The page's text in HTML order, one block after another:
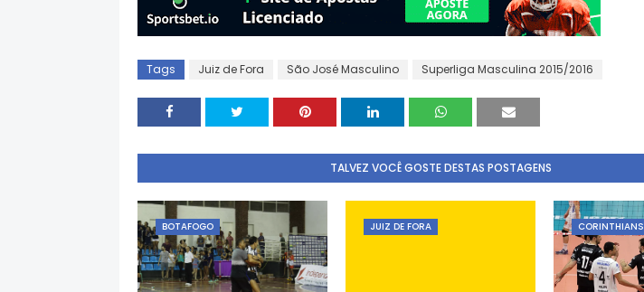
Tags Juiz de Fora São José Masculino Superliga Masculina 2015/2016
TALVEZ VOCÊ GOSTE DESTAS POSTAGENS
BOTAFOGO JUIZ DE FORA CORINTHIANS